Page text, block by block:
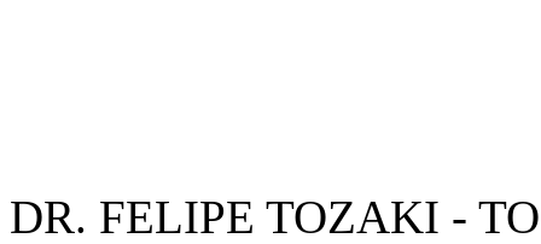
DR. FELIPE TOZAKI -